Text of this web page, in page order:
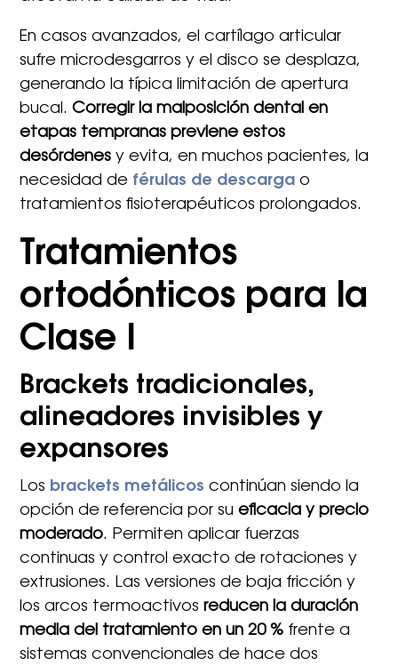
En casos avanzados, el cartílago articular
sufre microdesgarros y el disco se desplaza,
generando la típica limitación de apertura
bucal.Corregir la malposición dental en
etapas tempranas previene estos
desórdenes y evita, en muchos pacientes, la
necesidad de férulas de descarga o
tratamientos fisioterapéuticos prolongados.
Tratamientos
ortodónticos para la
Clase I
Brackets tradicionales,
alineadores invisibles y
expansores
Los brackets metálicos continúan siendo la
opción de referencia por sueficacia y precio
moderado. Permiten aplicar fuerzas
continuas y control exacto de rotaciones y
extrusiones. Las versiones de baja fricción y
los arcos termoactivosreducen la duración
media del tratamiento en un 20 % frente a
sistemas convencionales de hace dos